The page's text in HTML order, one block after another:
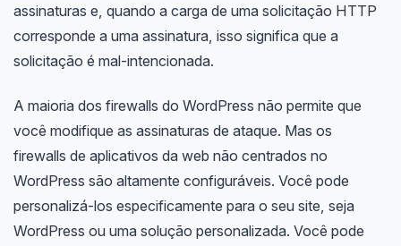
assinaturas e, quando a carga de uma solicitação HTTP
corresponde a uma assinatura, isso significa que a
solicitação é mal-intencionada.
A maioria dos firewalls do WordPress não permite que
você modifique as assinaturas de ataque. Mas os
firewalls de aplicativos da web não centrados no
WordPress são altamente configuráveis. Você pode
personalizá-los especificamente para o seu site, seja
WordPress ou uma solução personalizada. Você pode